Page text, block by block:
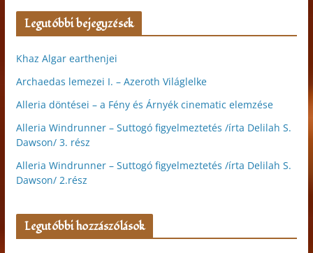
Legutóbbi bejegyzések
Khaz Algar earthenjei
Archaedas lemezei I. – Azeroth Világlelke
Alleria döntései – a Fény és Árnyék cinematic elemzése
Alleria Windrunner – Suttogó figyelmeztetés /írta Delilah S.
Dawson/ 3. rész
Alleria Windrunner – Suttogó figyelmeztetés /írta Delilah S.
Dawson/ 2.rész
Legutóbbi hozzászólások